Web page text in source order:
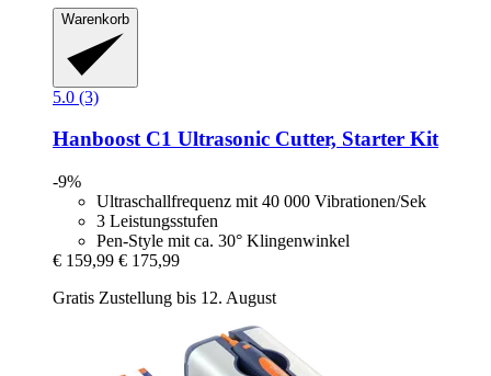
Warenkorb
5.0 (3)
HanboostC1 Ultrasonic Cutter, Starter Kit
-9%
Ultraschallfrequenz mit 40 000 Vibrationen/Sek
3 Leistungsstufen
Pen-Style mit ca. 30° Klingenwinkel
€ 159,99 € 175,99
Gratis Zustellung bis 12. August